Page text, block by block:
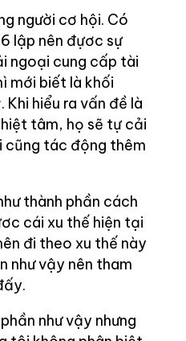
người cơ hội. Có
lập nên đựơc sự
ngoại cung cấp tài
mới biết là khối
hiểu ra vấn đề là
tâm, họ sẽ tự cải
cũng tác động thêm
thành phần cách
cái xu thế hiện tại
đi theo xu thế này
như vậy nên tham
như vậy nhưng